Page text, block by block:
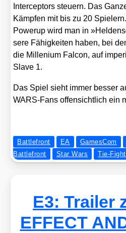
Inter­cep­tors steu­ern. Das
Kämp­fen mit bis zu 20
Power­up wird man in
se­re Fähig­kei­ten haben, bei
die Mil­le­ni­um Fal­con, auf
Slave 1.
Das Spiel sieht immer bes­ser
WARS-Fans offen­sicht­lich ein
Battlefront EA GamesCom
Battlefront
Star Wars Tie-
E3: Trailer
EFFECT